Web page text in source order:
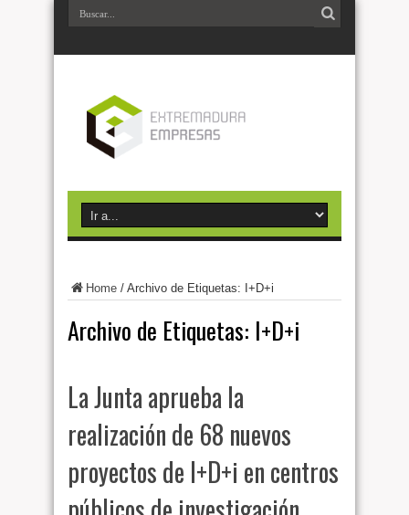
Home / Archivo de Etiquetas: I+D+i
Archivo de Etiquetas: I+D+i
La Junta aprueba la
realización de 68 nuevos
proyectos de I+D+i en centros